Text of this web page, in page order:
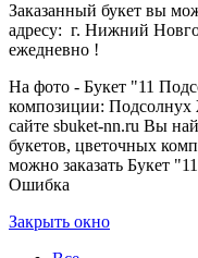
Заказанный букет вы
адресу: г. Нижний
ежедневно !
На фото - Букет "11
композиции: Подсолнух
сайте sbuket-nn.ru Вы
букетов, цветочных
можно заказать Букет
Ошибка
Закрыть окно